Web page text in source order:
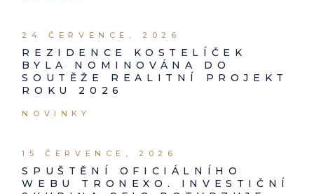
24 ČERVENCE, 2026
REZIDENCE KOSTELÍČEK
BYLA NOMINOVÁNA DO
SOUTĚŽE REALITNÍ PROJEKT
ROKU 2026
NOVINKY
15 ČERVENCE, 2026
SPUŠTĚNÍ OFICIÁLNÍHO
WEBU TRONEXO. INVESTIČNÍ